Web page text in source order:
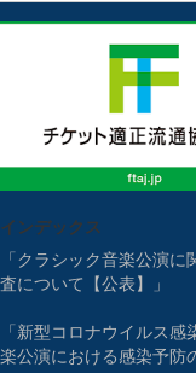
インデックス
「クラシック音楽公演
査について【公表】」
「新型コロナウイルス
楽公演における感染予防